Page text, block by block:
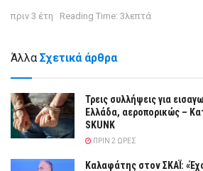
πριν 3 έτη Reading Time: 3λεπτά
Άλλα Σχετικά άρθρα
Τρεις συλλήψεις για
Ελλάδα, αεροπορικώς –
SKUNK
ΠΡΙΝ 2 ΏΡΕΣ
Καλαφάτης στον ΣΚΑΪ: